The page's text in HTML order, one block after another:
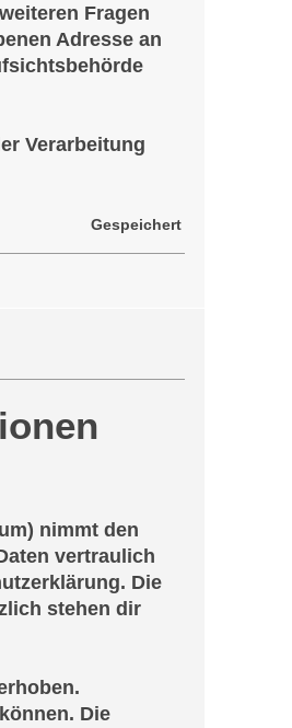
Fragen
Adresse an
Verarbeitung
Gespeichert
nimmt den
vertraulich
Die
stehen dir
Die